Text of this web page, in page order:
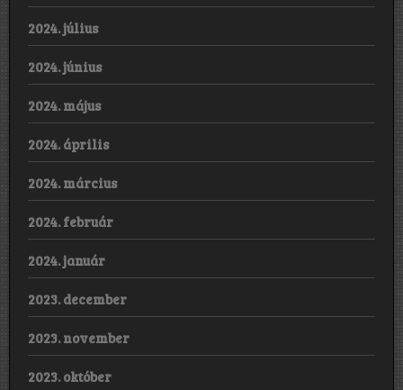
2024. július
2024. június
2024. május
2024. április
2024. március
2024. február
2024. január
2023. december
2023. november
2023. október